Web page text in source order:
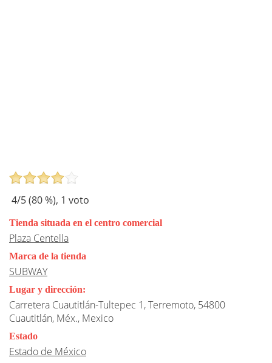
4/5 (80%), 1 voto
Tienda situada en el centro comercial
Plaza Centella
Marca de la tienda
SUBWAY
Lugar y dirección:
Carretera Cuautitlán-Tultepec 1, Terremoto, 54800
Cuautitlán, Méx., Mexico
Estado
Estado de México